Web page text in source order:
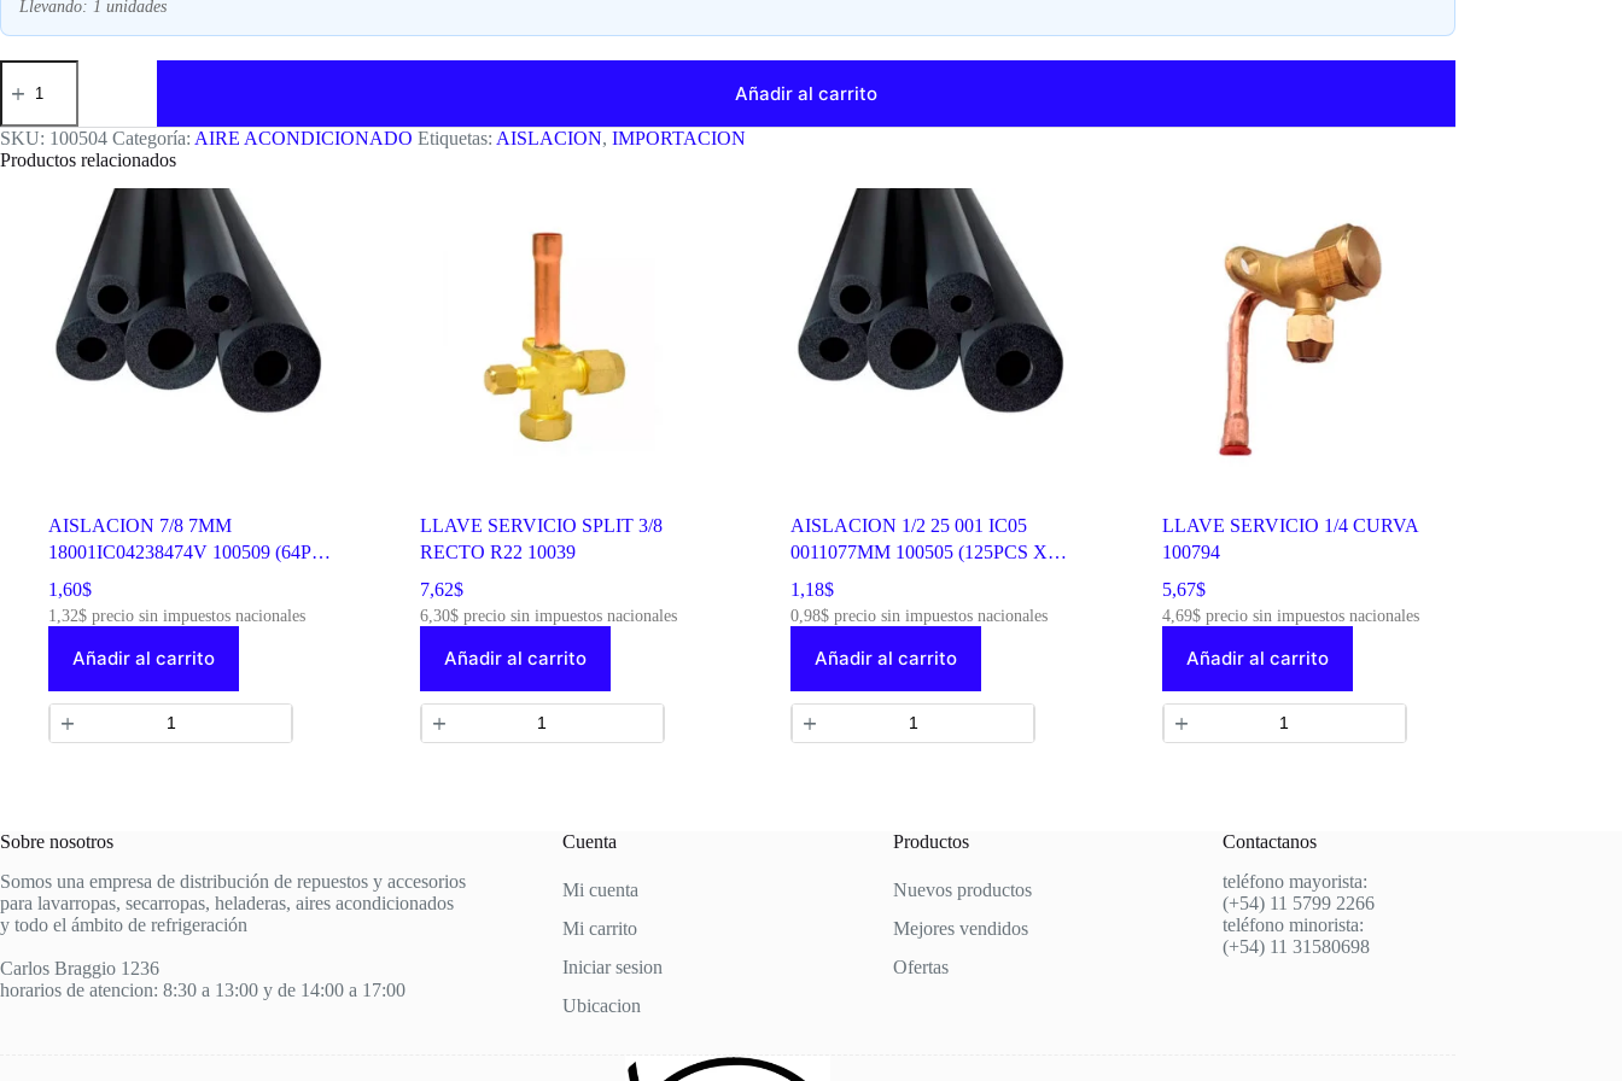
Llevando: 1 unidades
AISLACION
1/4
25
001
IC05
Añadir al carrito
SKU: 100504 Categoría: AIRE ACONDICIONADO Etiquetas: AISLACION, IMPORTACION
Productos relacionados
AISLACION 7/8 7MM
18001IC04238474V 100509 (64PCS
X CAJA)
1,60$
1,32$ precio sin impuestos nacionales
Añadir al carrito
LLAVE SERVICIO SPLIT 3/8
RECTO R22 10039
7,62$
6,30$precio sin impuestos nacionales
Añadir al carrito
AISLACION 1/2 25 001 IC05
0011077MM 100505 (125PCS X
CAJA)
1,18$
0,98$ precio sin impuestos nacionales
Añadir al carrito
LLAVE SERVICIO 1/4 CURVA
100794
5,67$
4,69$precio sin impuestos nacionales
Añadir al carrito
Sobre nosotros
Somos una empresa de distribución de repuestos y accesorios
para lavarropas, secarropas, heladeras, aires acondicionados
y todo el ámbito de refrigeración
Carlos Braggio 1236
horarios de atencion: 8:30 a 13:00 y de 14:00 a 17:00
Cuenta
Mi cuenta
Mi carrito
Iniciar sesion
Ubicacion
Productos
Nuevos productos
Mejores vendidos
Ofertas
Contactanos
teléfono mayorista:
(+54) 11 5799 2266
teléfono minorista:
(+54) 11 31580698